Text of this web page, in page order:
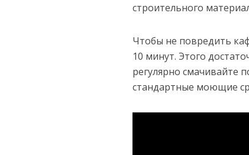
строительного
Чтобы не повредить
10 минут. Этого
регулярно смачивайте
стандартные моющие